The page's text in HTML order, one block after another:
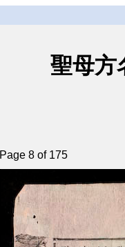
聖母
Page 8 of 175